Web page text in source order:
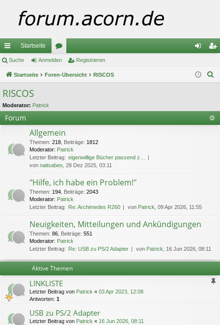
ch
ne
llz
ug
riff
Startseite
or
en m ist
n
Suche Anmelden Registrieren
Startseite Foren-Übersicht RISCOS
RISCOS
Moderator: Patrick
Forum
Allgemein
Themen: 218 Beiträge: 1812
Moderator: Patrick
Letzter Beitrag: eigenwillige Bücher passend z…
von naitsabes , 28 Dez 2025, 03:11
"Hilfe, ich habe ein Problem!"
Themen: 194 Beiträge: 2043
Moderator: Patrick
Letzter Beitrag:
Re: Archimedes R260 von Patrick , 09 Apr 2026, 11:55
Neuigkeiten, Mitteilungen und Ankündigungen
Themen: 86 Beiträge: 551
Moderator: Patrick
Letzter Beitrag:
Re: USB zu PS/2 Adapter von Patrick , 16 Jun 2026, 08:11
Aktive Themen
LINKLISTE
Letzter Beitrag von Patrick « 03 Apr 2023, 12:08
Antworten: 1
USB zu PS/2 Adapter
Letzter Beitrag von Patrick « 16 Jun 2026, 08:11